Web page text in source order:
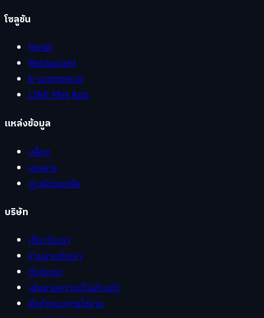
โซลูชัน
Hotel
Restaurant
E-commerce
LINE Mini App
แหล่งข้อมูล
บล็อก
เอกสาร
ศูนย์ช่วยเหลือ
บริษัท
เกี่ยวกับเรา
ร่วมงานกับเรา
ติดต่อเรา
นโยบายความเป็นส่วนตัว
ข้อกำหนดการใช้งาน